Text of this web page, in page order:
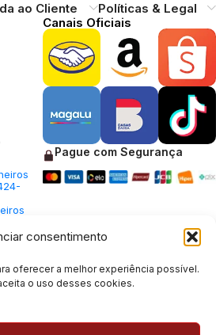
consentimento
oferecer a melhor experiência possível.
o uso desses cookies.
ao Cliente Políticas & Legal
Canais Oficiais
Pague com Segurança